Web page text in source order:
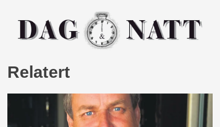
Relatert